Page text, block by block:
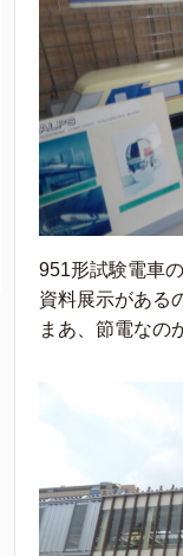
951形試験電車
資料展示がある
まあ、節電なの